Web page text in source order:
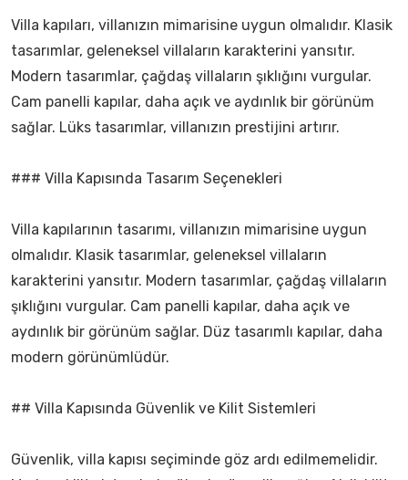
Villa kapıları, villanızın mimarisine uygun olmalıdır. Klasik
tasarımlar, geleneksel villaların karakterini yansıtır.
Modern tasarımlar, çağdaş villaların şıklığını vurgular.
Cam panelli kapılar, daha açık ve aydınlık bir görünüm
sağlar. Lüks tasarımlar, villanızın prestijini artırır.
### Villa Kapısında Tasarım Seçenekleri
Villa kapılarının tasarımı, villanızın mimarisine uygun
olmalıdır. Klasik tasarımlar, geleneksel villaların
karakterini yansıtır. Modern tasarımlar, çağdaş villaların
şıklığını vurgular. Cam panelli kapılar, daha açık ve
aydınlık bir görünüm sağlar. Düz tasarımlı kapılar, daha
modern görünümlüdür.
## Villa Kapısında Güvenlik ve Kilit Sistemleri
Güvenlik, villa kapısı seçiminde göz ardı edilmemelidir.